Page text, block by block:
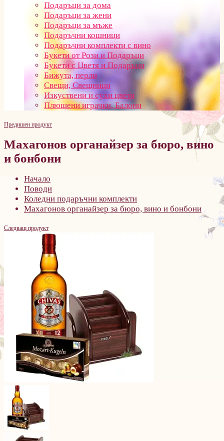
Подаръци за дома
Подаръци за жени
Подаръци за мъже
Подаръчни кошници
Подаръчни комплекти с вино
Букети от Рози и Подаръци
Букети с Цветя и Подаръци
Бижута, перли
Свещи, Свещници
Изкуствени и сухи цветя
Плюшени играчки, Балони
Предишен продукт
Махагонов органайзер за бюро, вино
и бонбони
Начало
Поводи
Коледни подаръчни комплекти
Махагонов органайзер за бюро, вино и бонбони
Следващ продукт